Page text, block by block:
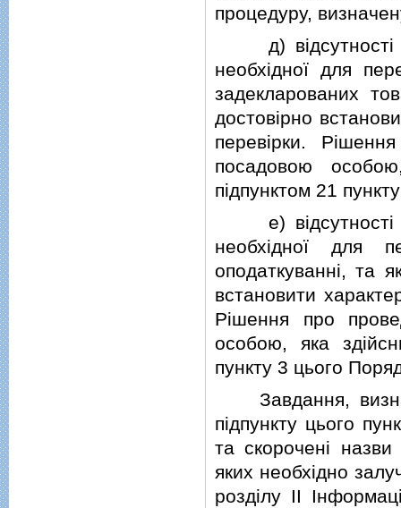
процедуру,
д) вiдсутностi у
необхiдної для
задекларованих
достовiрно
перевiрки.
посадовою
пiдпунктом 21
е) вiдсутностi у
необхiдної для
оподаткуваннi, та
встановити
Рiшення про
особою, яка
пункту 3 цього
Завдання,
пiдпункту цього
та скороченi назви
яких необхiдно
роздiлу II